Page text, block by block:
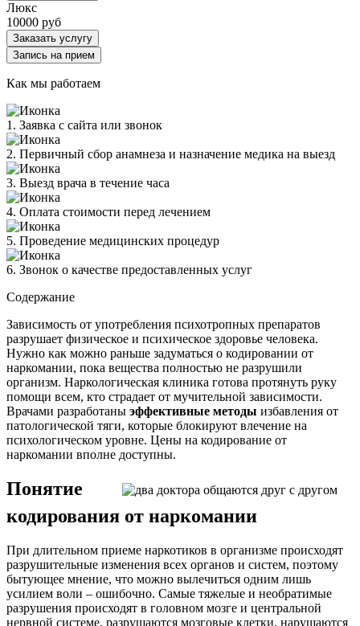
Люкс
10000 руб
Заказать услугу
Запись на прием
Как мы работаем
1. Заявка с сайта или звонок
2. Первичный сбор анамнеза и назначение медика на выезд
3. Выезд врача в течение часа
4. Оплата стоимости перед лечением
5. Проведение медицинских процедур
6. Звонок о качестве предоставленных услуг
Содержание
Зависимость от употребления психотропных препаратов
разрушает физическое и психическое здоровье человека.
Нужно как можно раньше задуматься о кодировании от
наркомании, пока вещества полностью не разрушили
организм. Наркологическая клиника готова протянуть руку
помощи всем, кто страдает от мучительной зависимости.
Врачами разработаны эффективные методы избавления от
патологической тяги, которые блокируют влечение на
психологическом уровне. Цены на кодирование от
наркомании вполне доступны.
Понятие
кодирования от наркомании
При длительном приеме наркотиков в организме происходят
разрушительные изменения всех органов и систем, поэтому
бытующее мнение, что можно вылечиться одним лишь
усилием воли – ошибочно. Самые тяжелые и необратимые
разрушения происходят в головном мозге и центральной
нервной системе, разрушаются мозговые клетки, нарушаются